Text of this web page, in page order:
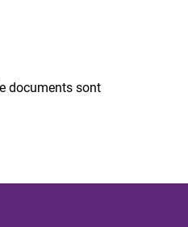
documents sont